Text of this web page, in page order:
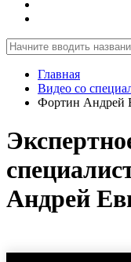
Главная
Видео со
Фортин Андрей
Андрей